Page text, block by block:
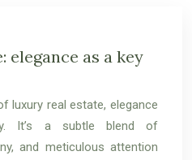
elegance as a key
luxury real estate, elegance
It’s a subtle blend of
and meticulous attention